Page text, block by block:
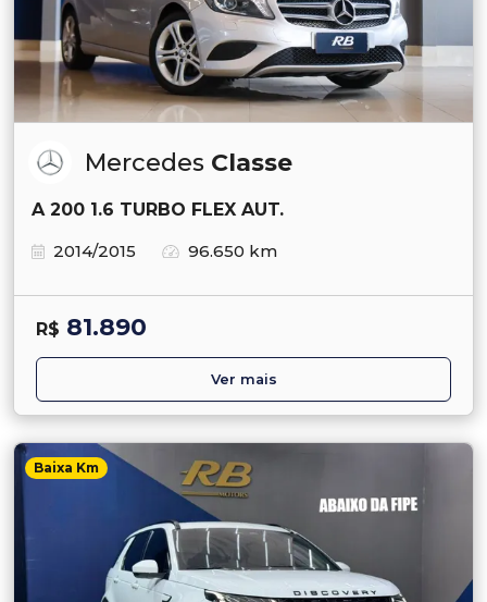
Mercedes Classe
A 200 1.6 TURBO FLEX AUT.
2014/2015
96.650 km
R$ 81.890
Ver mais
Baixa Km